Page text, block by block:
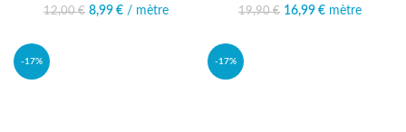
12,00€ Le prix initial était :
8,99 € Le prix actuel
/ mètre 19,90€ Le prix initial était :
16,99 €
Le prix
mètre
-17% -17%